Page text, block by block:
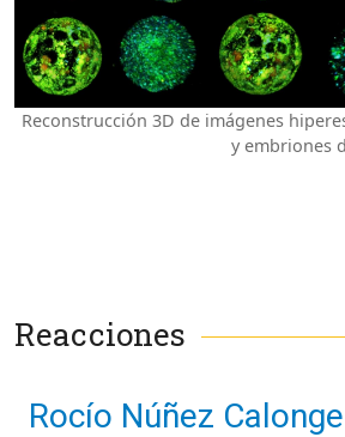
Reconstrucción 3D de imágenes
y embriones
Reacciones
Rocío Núñez Calonge